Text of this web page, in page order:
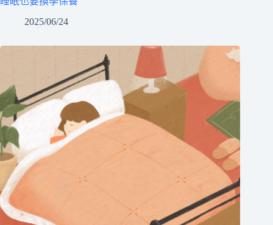
2025/06/24